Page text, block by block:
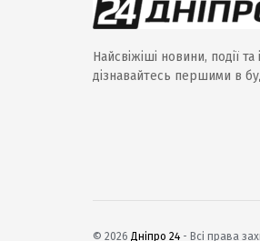
Найсвіжіші новини, події та
дізнавайтесь першими в
© 2026 Дніпро 24 - Всі права